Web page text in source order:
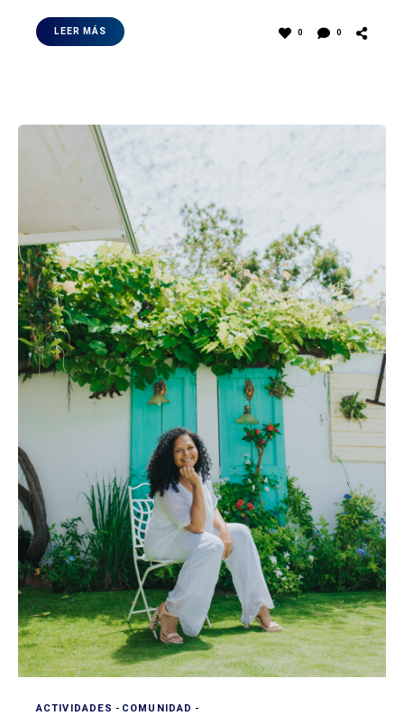
LEER MÁS 0 0
ACTIVIDADES - COMUNIDAD -